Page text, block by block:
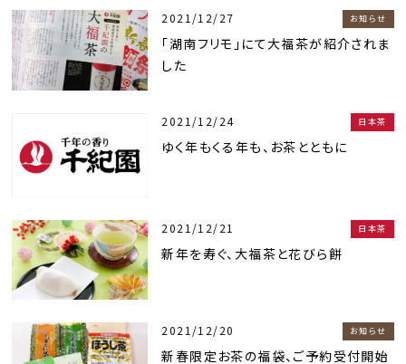
2021/12/27 お知らせ
「湖南フリモ」にて大福茶が紹介されま
した
2021/12/24 日本茶
ゆく年もくる年も、お茶とともに
2021/12/21 日本茶
新年を寿ぐ、大福茶と花びら餅
2021/12/20 お知らせ
新春限定お茶の福袋、ご予約受付開始